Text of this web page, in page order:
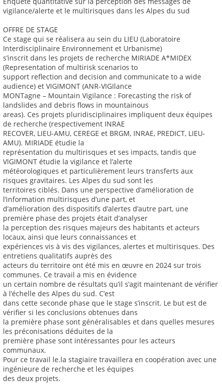
vigilance/alerte et le multirisques dans les Alpes du sud
OFFRE DE STAGE
Ce stage qui se réalisera au sein du LIEU (Laboratoire
Interdisciplinaire Environnement et Urbanisme)
s’inscrit dans les projets de recherche MIRIADE A*MIDEX
(Representation of multirisk scenarios to
support reflection and decision and communicate to a wide
audience) et VIGIMONT (ANR-VIGIlance
MONTagne – Mountain Vigilance : Forecasting the risk of
landslides and debris flows in mountainous
areas). Ces projets pluridisciplinaires impliquent deux équipes
de recherche (respectivement INRAE
RECOVER, LIEU-AMU, CEREGE et BRGM, INRAE, PREDICT, LIEU-
AMU). MIRIADE étudie la
représentation du multirisques et ses impacts, tandis que
VIGIMONT étudie la vigilance et l’alerte
météorologiques et particulièrement leurs transferts aux
risques gravitaires. Les Alpes du sud sont les
territoires ciblés. Dans une perspective d’amélioration de
l’information multirisques d’une part, et
d’amélioration des dispositifs d’alertes d’autre part, une
première phase des projets était d’analyser
la perception des risques majeurs des habitants et acteurs
locaux, ainsi que leurs connaissances et
expériences vis à vis des vigilances, alertes et multirisques. Des
entretiens qualitatifs auprès des
acteurs du territoire ont été mis en œuvre en 2024 sur trois
communes. Ce travail a mis en évidence
un certain nombre de résultats qu’il s’agit maintenant de vérifier
à l’échelle des Alpes du sud. C’est
dans cette seconde phase que le stage s’inscrit. Le but est de
vérifier si les conclusions obtenues dans
la première phase sont généralisables et dans quelles mesures
les préconisations déduites de la
première phase sont intéressantes pour les acteurs
communaux.
Pour ce travail le.la stagiaire travaillera en coopération avec une
ingénieure de recherche et les équipes
des deux projets.